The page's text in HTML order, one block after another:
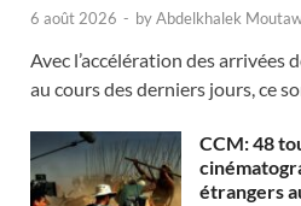
6 août 2026 - byAbdelkhalek
Avec l’accélération des arrivées
au cours des derniers jours, ce
CCM: 48
étrangers